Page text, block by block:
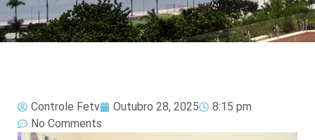
Controle Fetv Outubro 28, 2025
8:15 pm
No Comments